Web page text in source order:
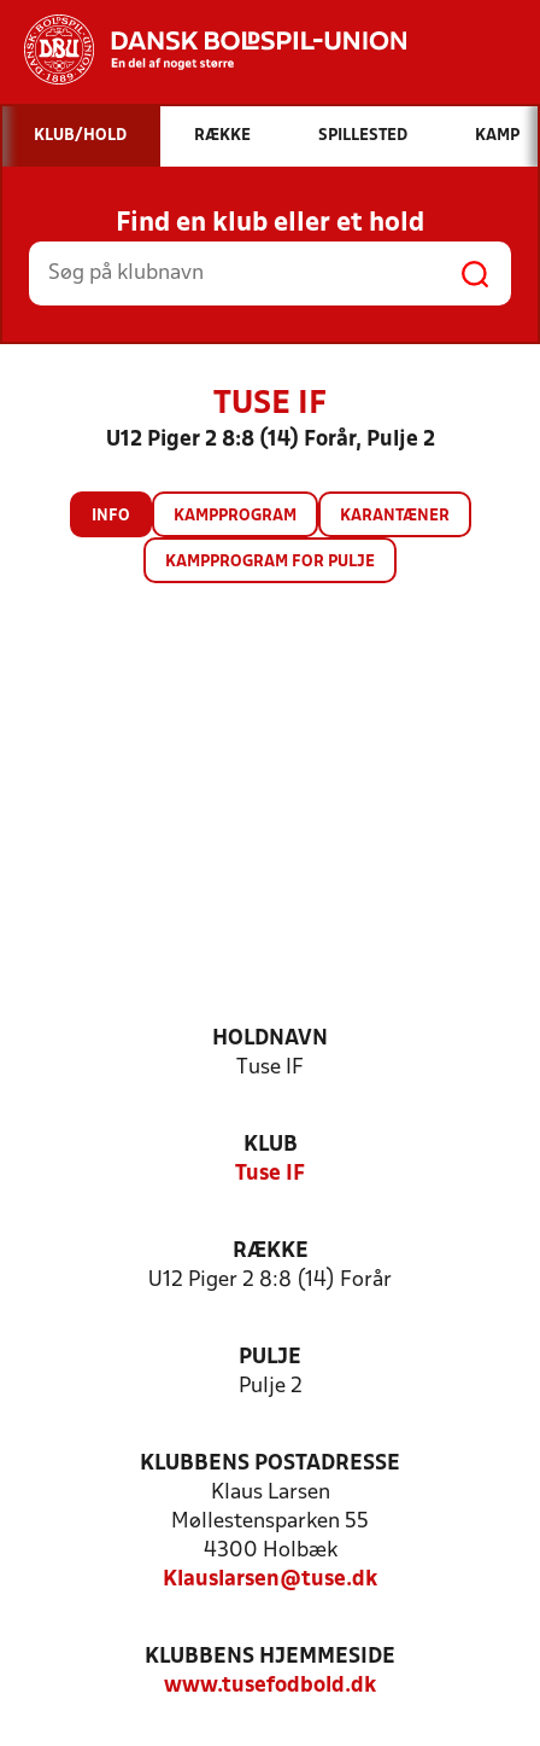
Hvad vil du søge efter?
INDHOLD OG NYHEDER
STILLINGER, RESULTATER, KLUBBER OG
HOLD
KLUB/HOLD RÆKKE SPILLESTED KAMP
Find en klub eller et hold
TUSE IF
U12 Piger 2 8:8 (14) Forår, Pulje 2
INFO KAMPPROGRAM KARANTÆNER
KAMPPROGRAM FOR PULJE
HOLDNAVN
Tuse IF
KLUB
Tuse IF
RÆKKE
U12 Piger 2 8:8 (14) Forår
PULJE
Pulje 2
KLUBBENS POSTADRESSE
Klaus Larsen
Møllestensparken 55
4300 Holbæk
Klauslarsen@tuse.dk
KLUBBENS HJEMMESIDE
www.tusefodbold.dk